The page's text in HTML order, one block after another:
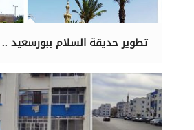
تطوير حديقة السلام ببورسعيد